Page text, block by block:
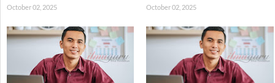
October 02, 2025 October 02, 2025